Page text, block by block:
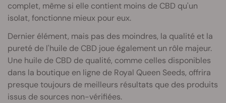
complet, même si elle contient moins de CBD qu'un
isolat, fonctionne mieux pour eux.
Dernier élément, mais pas des moindres, la qualité et la
pureté de l'huile de CBD joue également un rôle majeur.
Une huile de CBD de qualité, comme celles disponibles
dans la boutique en ligne de Royal Queen Seeds, offrira
presque toujours de meilleurs résultats que des produits
issus de sources non-vérifiées.